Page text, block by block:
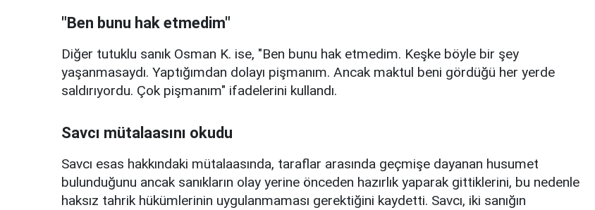
"Ben bunu hak etmedim"
Diğer tutuklu sanık Osman K. ise, "Ben bunu hak etmedim. Keşke böyle bir şey
yaşanmasaydı. Yaptığımdan dolayı pişmanım. Ancak maktul beni gördüğü her yerde
saldırıyordu. Çok pişmanım" ifadelerini kullandı.
Savcı mütalaasını okudu
Savcı esas hakkındaki mütalaasında, taraflar arasında geçmişe dayanan husumet
bulunduğunu ancak sanıkların olay yerine önceden hazırlık yaparak gittiklerini, bu nedenle
haksız tahrik hükümlerinin uygulanmaması gerektiğini kaydetti. Savcı, iki sanığın